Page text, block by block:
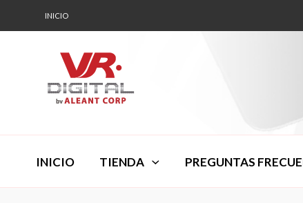
INICIO
INICIO TIENDA PREGUNTAS